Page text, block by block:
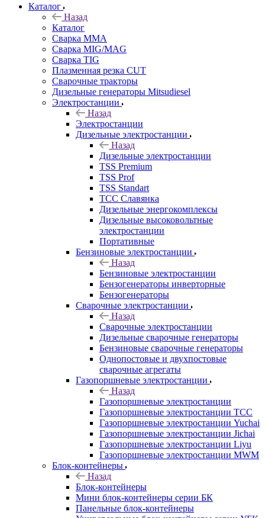
Каталог
Назад
Каталог
Сварка MMA
Сварка MIG/MAG
Сварка TIG
Плазменная резка CUT
Сварочные тракторы
Дизельные генераторы Mitsudiesel
Электростанции
Назад
Электростанции
Дизельные электростанции
Назад
Дизельные электростанции
TSS Premium
TSS Prof
TSS Standart
ТСС Славянка
Дизельные энергокомплексы
Дизельные высоковольтные
электростанции
Портативные
Бензиновые электростанции
Назад
Бензиновые электростанции
Бензогенераторы инверторные
Бензогенераторы
Сварочные электростанции
Назад
Сварочные электростанции
Дизельные сварочные генераторы
Бензиновые сварочные генераторы
Однопостовые и двухпостовые
сварочные агрегаты
Газопоршневые электростанции
Назад
Газопоршневые электростанции
Газопоршневые электростанции ТСС
Газопоршневые электростанции Yuchai
Газопоршневые электростанции Jichai
Газопоршневые электростанции Liyu
Газопоршневые электростанции MWM
Блок-контейнеры
Назад
Блок-контейнеры
Мини блок-контейнеры серии БК
Панельные блок-контейнеры